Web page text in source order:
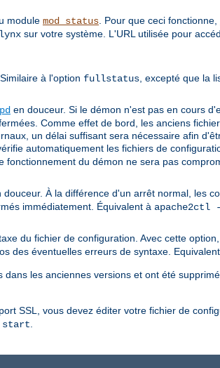
module mod_status . Pour que ceci fonctionne,
lynx sur votre système. L'URL utilisée pour
à l'option fullstatus , excepté que la
en douceur. Si le démon n'est pas en cours
Comme effet de bord, les anciens
un délai suffisant sera nécessaire afin
automatiquement les fichiers de
fonctionnement du démon ne sera pas
douceur. À la différence d'un arrêt normal, les
immédiatement. Équivalent à apache2ctl
du fichier de configuration. Avec cette
des éventuelles erreurs de syntaxe.
les anciennes versions et ont été
SSL, vous devez éditer votre fichier de
start